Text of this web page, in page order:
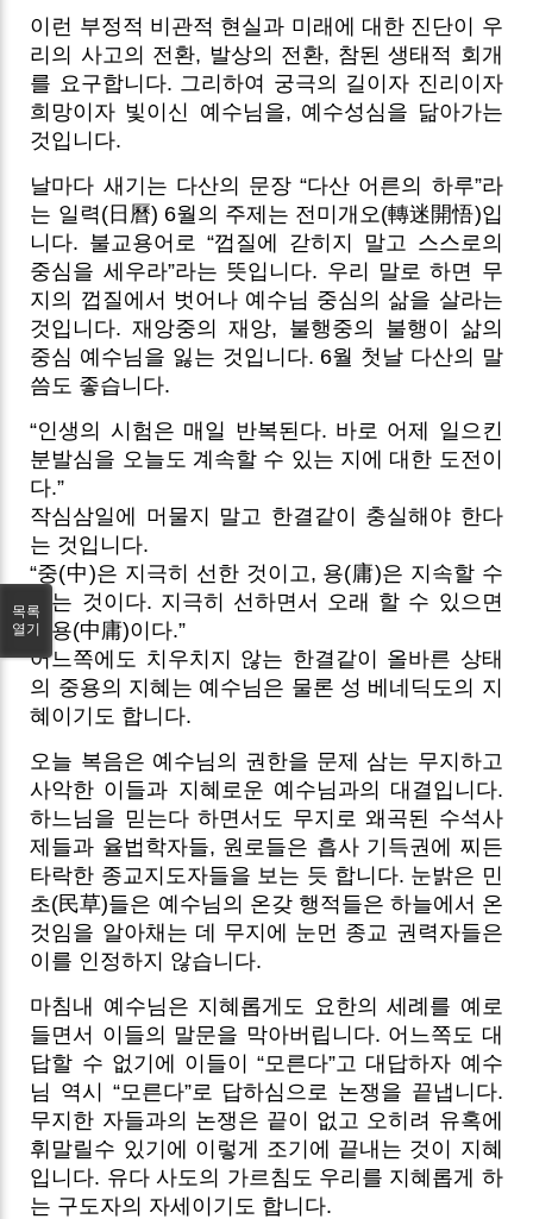
이런 부정적 비관적 현실과 미래에 대한 진단이 우
리의 사고의 전환, 발상의 전환, 참된 생태적 회개
를 요구합니다. 그리하여 궁극의 길이자 진리이자
희망이자 빛이신 예수님을, 예수성심을 닮아가는
것입니다.
날마다 새기는 다산의 문장 “다산 어른의 하루”라
는 일력(日曆) 6월의 주제는 전미개오(轉迷開悟)입
니다. 불교용어로 “껍질에 갇히지 말고 스스로의
중심을 세우라”라는 뜻입니다. 우리 말로 하면 무
지의 껍질에서 벗어나 예수님 중심의 삶을 살라는
것입니다. 재앙중의 재앙, 불행중의 불행이 삶의
중심 예수님을 잃는 것입니다. 6월 첫날 다산의 말
씀도 좋습니다.
“인생의 시험은 매일 반복된다. 바로 어제 일으킨
분발심을 오늘도 계속할 수 있는 지에 대한 도전이
다.”
작심삼일에 머물지 말고 한결같이 충실해야 한다
는 것입니다.
“중(中)은 지극히 선한 것이고, 용(庸)은 지속할 수
있는 것이다. 지극히 선하면서 오래 할 수 있으면
중용(中庸)이다.”
어느쪽에도 치우치지 않는 한결같이 올바른 상태
의 중용의 지혜는 예수님은 물론 성 베네딕도의 지
혜이기도 합니다.
오늘 복음은 예수님의 권한을 문제 삼는 무지하고
사악한 이들과 지혜로운 예수님과의 대결입니다.
하느님을 믿는다 하면서도 무지로 왜곡된 수석사
제들과 율법학자들, 원로들은 흡사 기득권에 찌든
타락한 종교지도자들을 보는 듯 합니다. 눈밝은 민
초(民草)들은 예수님의 온갖 행적들은 하늘에서 온
것임을 알아채는 데 무지에 눈먼 종교 권력자들은
이를 인정하지 않습니다.
마침내 예수님은 지혜롭게도 요한의 세례를 예로
들면서 이들의 말문을 막아버립니다. 어느쪽도 대
답할 수 없기에 이들이 “모른다”고 대답하자 예수
님 역시 “모른다”로 답하심으로 논쟁을 끝냅니다.
무지한 자들과의 논쟁은 끝이 없고 오히려 유혹에
휘말릴수 있기에 이렇게 조기에 끝내는 것이 지혜
입니다. 유다 사도의 가르침도 우리를 지혜롭게 하
는 구도자의 자세이기도 합니다.
목록
열기